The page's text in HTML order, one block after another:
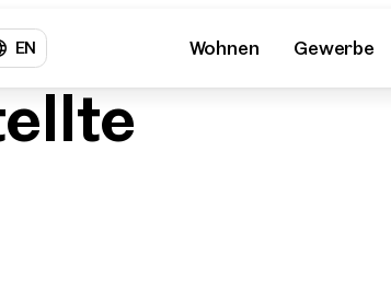
EN Wohnen Gewerbe